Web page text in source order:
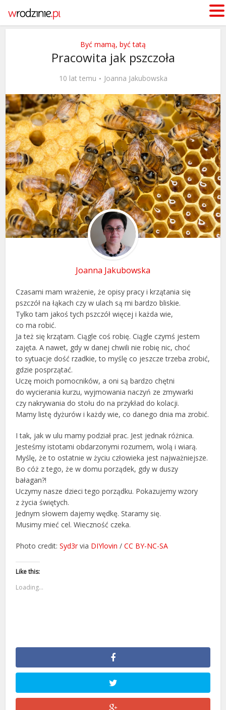
Być mamą, być tatą
Pracowita jak pszczoła
10 lat temu Joanna Jakubowska
Joanna Jakubowska
Czasami mam wrażenie, że opisy pracy i krzątania się
pszczół na łąkach czy w ulach są mi bardzo bliskie.
Tylko tam jakoś tych pszczół więcej i każda wie,
co ma robić.
Ja też się krzątam. Ciągle coś robię. Ciągle czymś jestem
zajęta. A nawet, gdy w danej chwili nie robię nic, choć
to sytuacje dość rzadkie, to myślę co jeszcze trzeba zrobić,
gdzie posprzątać.
Uczę moich pomocników, a oni są bardzo chętni
do wycierania kurzu, wyjmowania naczyń ze zmywarki
czy nakrywania do stołu do na przykład do kolacji.
Mamy listę dyżurów i każdy wie, co danego dnia ma zrobić.
I tak, jak w ulu mamy podział prac. Jest jednak różnica.
Jesteśmy istotami obdarzonymi rozumem, wolą i wiarą.
Myślę, że to ostatnie w życiu człowieka jest najważniejsze.
Bo cóż z tego, że w domu porządek, gdy w duszy
bałagan?!
Uczymy nasze dzieci tego porządku. Pokazujemy wzory
z życia świętych.
Jednym słowem dajemy wędkę. Staramy się.
Musimy mieć cel. Wieczność czeka.
Photo credit:Syd3rvia DIYlovin /CC BY-NC-SA
Like this:
Loading...